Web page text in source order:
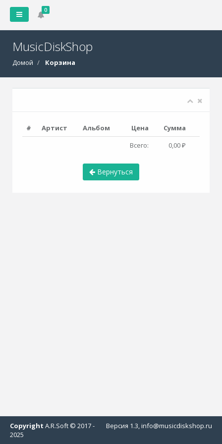
0
MusicDiskShop
Домой Корзина
# Артист Альбом Цена
Сумма
Всего:
0,00 ₽
Вернуться
Версия 1.3, info@musicdiskshop.ru
Copyright A.R.Soft © 2017 -
2025